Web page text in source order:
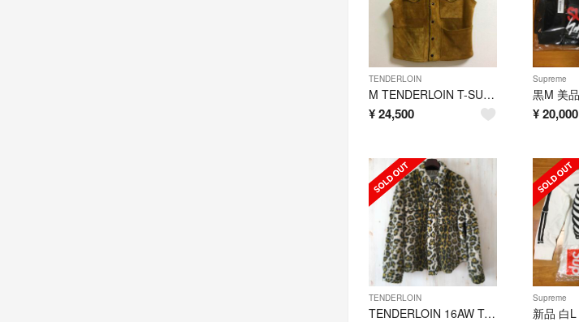
TENDERLOIN
M TENDERLOIN T-SUEDE VEST D LEATHER
¥24,500
Supreme
¥20,000
TENDERLOIN
TENDERLOIN 16AW T-ANIMAL CPO アニマル レオパード
Supreme